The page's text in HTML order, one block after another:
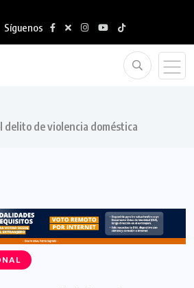
Síguenos
delito de violencia doméstica